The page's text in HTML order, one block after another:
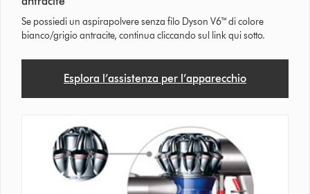
Se possiedi un aspirapolvere senza filo Dyson V6™ di colore
bianco/grigio antracite, continua cliccando sul link qui sotto.
Esplora l’assistenza per l’apparecchio